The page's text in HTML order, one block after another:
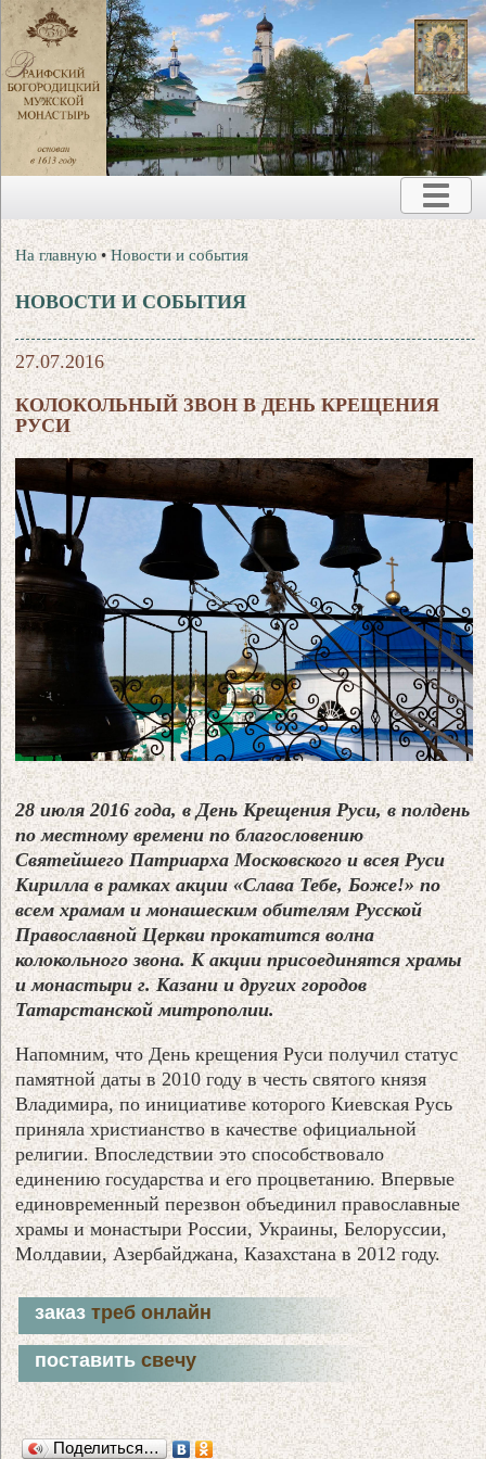
На главную •Новости и события
НОВОСТИ И СОБЫТИЯ
27.07.2016
КОЛОКОЛЬНЫЙ ЗВОН В ДЕНЬ КРЕЩЕНИЯ
РУСИ
28 июля 2016 года, в День Крещения Руси, в полдень
по местному времени по благословению
Святейшего Патриарха Московского и всея Руси
Кирилла в рамках акции «Слава Тебе, Боже!» по
всем храмам и монашеским обителям Русской
Православной Церкви прокатится волна
колокольного звона. К акции присоединятся храмы
и монастыри г. Казани и других городов
Татарстанской митрополии.
Напомним, что День крещения Руси получил статус
памятной даты в 2010 году в честь святого князя
Владимира, по инициативе которого Киевская Русь
приняла христианство в качестве официальной
религии. Впоследствии это способствовало
единению государства и его процветанию. Впервые
единовременный перезвон объединил православные
храмы и монастыри России, Украины, Белоруссии,
Молдавии, Азербайджана, Казахстана в 2012 году.
заказтреб онлайн
поставитьсвечу
Поделиться…